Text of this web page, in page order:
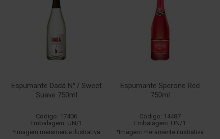
Espumante Dadá N°7 Sweet
Suave 750ml
Código: 17406
Embalagem: UN/1
*Imagem meramente ilustrativa
Espumante Sperone Red
750ml
Código: 14487
Embalagem: UN/1
*Imagem meramente ilustrativa